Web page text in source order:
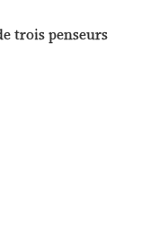
trois penseurs